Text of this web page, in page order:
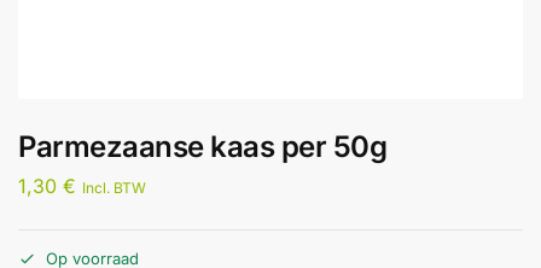
Parmezaanse kaas per 50g
1,30 € Incl. BTW
Op voorraad